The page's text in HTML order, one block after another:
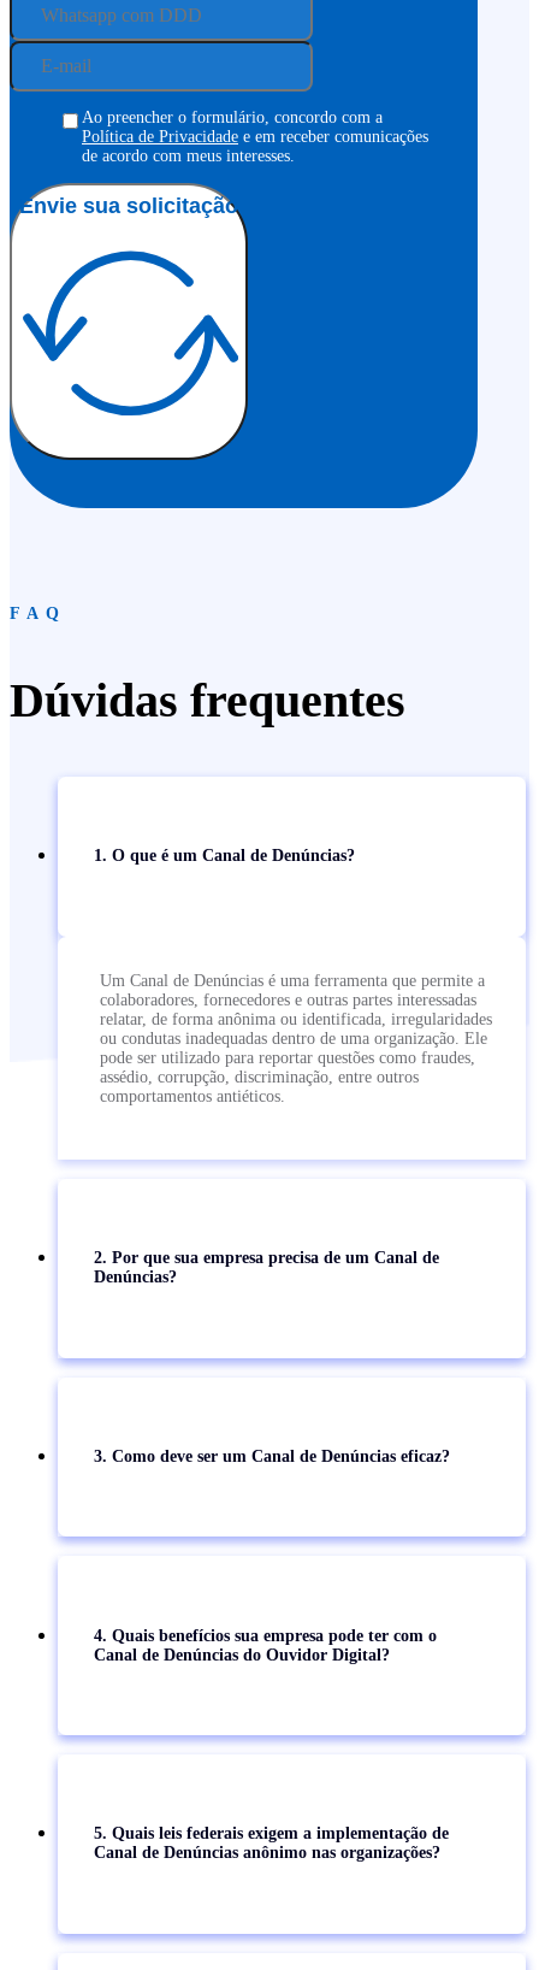
Ao preencher o formulário, concordo com a
Política de Privacidade e em receber comunicações
de acordo com meus interesses.
Envie sua solicitação
FAQ
Dúvidas frequentes
1. O que é um Canal de Denúncias?
Um Canal de Denúncias é uma ferramenta que permite a
colaboradores, fornecedores e outras partes interessadas
relatar, de forma anônima ou identificada, irregularidades
ou condutas inadequadas dentro de uma organização. Ele
pode ser utilizado para reportar questões como fraudes,
assédio, corrupção, discriminação, entre outros
comportamentos antiéticos.
2. Por que sua empresa precisa de um Canal de
Denúncias?
3. Como deve ser um Canal de Denúncias eficaz?
4. Quais benefícios sua empresa pode ter com o
Canal de Denúncias do Ouvidor Digital?
5. Quais leis federais exigem a implementação de
Canal de Denúncias anônimo nas organizações?